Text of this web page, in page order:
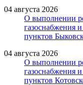
04 августа 2026
О выполнении
газоснабжения
пунктов
04 августа 2026
О выполнении
газоснабжения
пунктов